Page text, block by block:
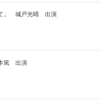
て」 城戸光晴 出演
篤 出演